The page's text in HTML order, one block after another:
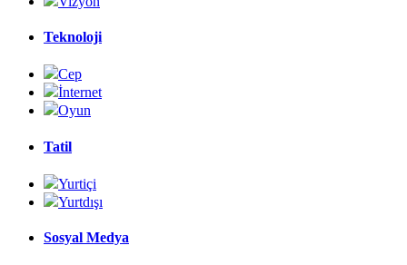
Teknoloji
Cep
İnternet
Oyun
Tatil
Yurtiçi
Yurtdışı
Sosyal Medya